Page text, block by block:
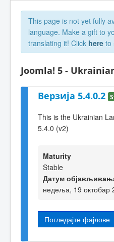
This page is not yet fully
language. Make a gift to
translating it! Click here to
Joomla! 5 -
Верзија 5.4.0.2
This is the Ukrainian
5.4.0 (v2)
Maturity
Stable
Датум
недеља, 19 октобар
Погледајте фајлове